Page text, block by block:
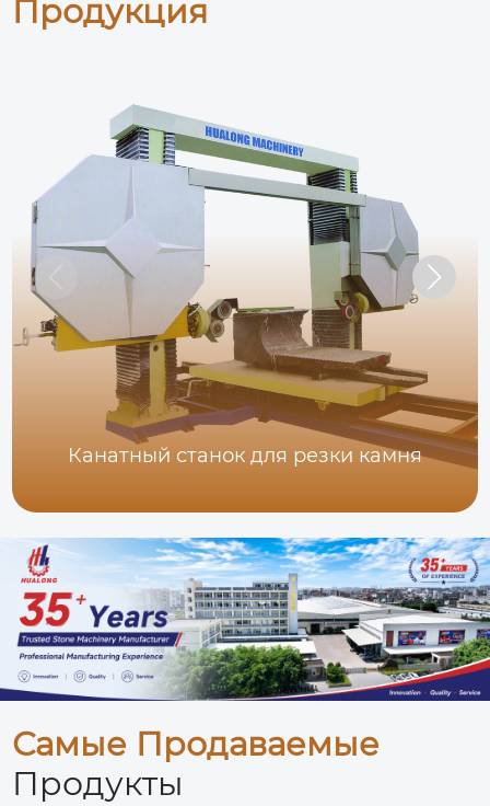
Продукция
Канатный станок для резки камня
Самые Продаваемые
Продукты